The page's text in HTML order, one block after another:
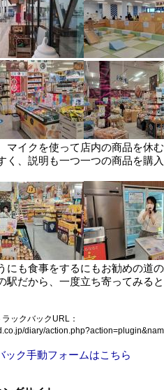
マイクを使って店内の商品を休
く、説明も一つ一つの商品を購
にも食事をするにもお勧めの道
駅だから、一度立ち寄ってみる
ックバックURL：
diary/
ック手動フォームはこちら